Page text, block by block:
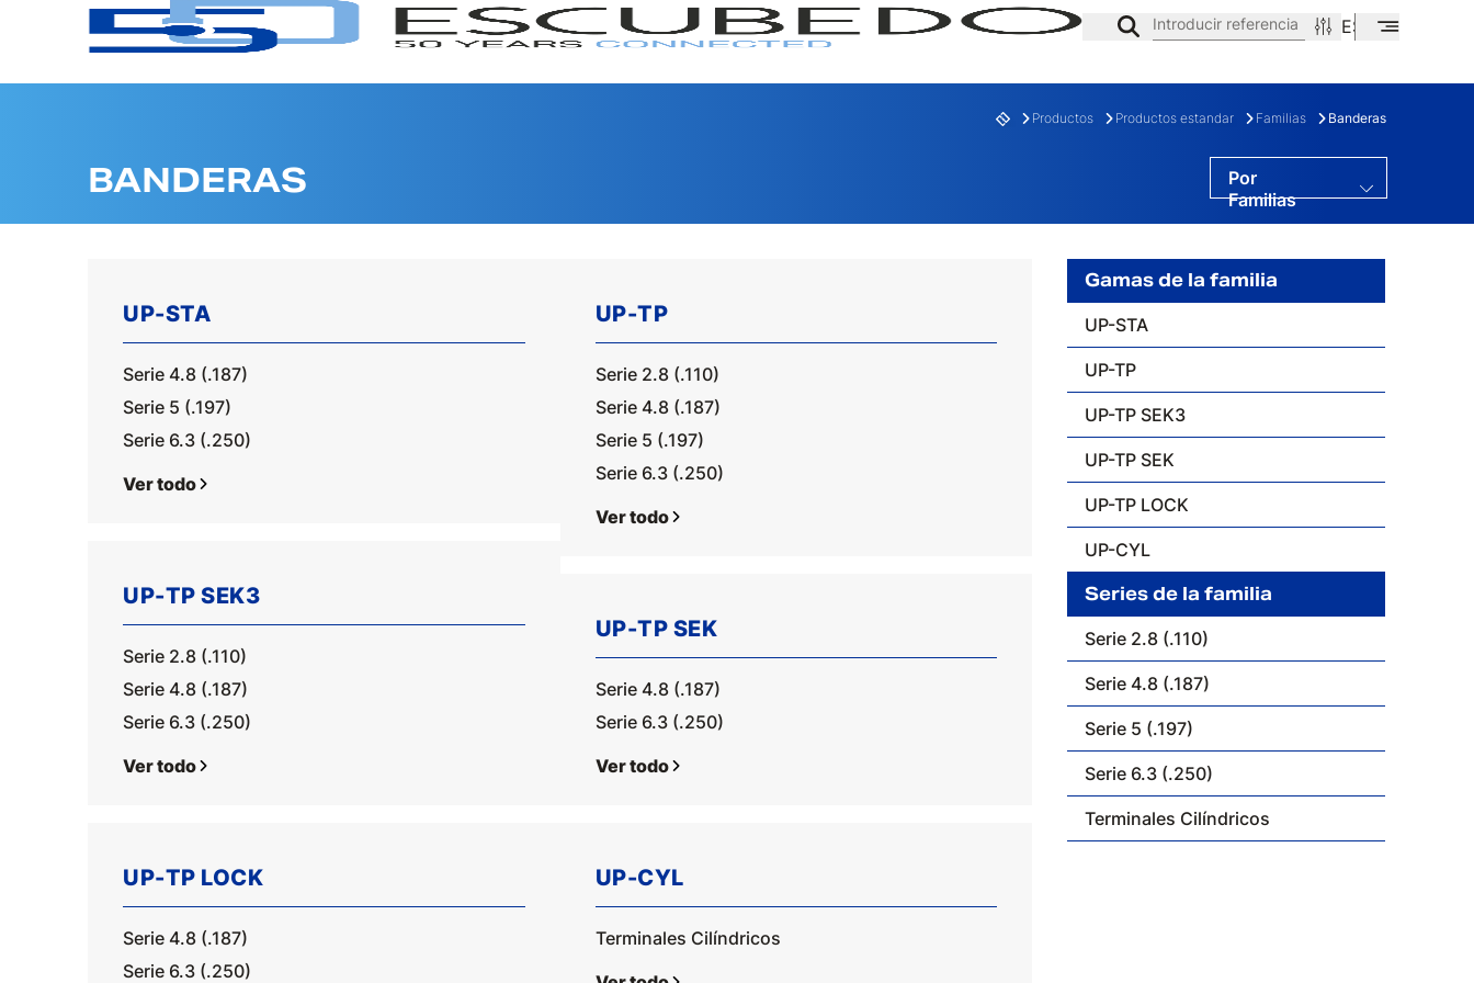
ES EN
Introducir referencia
GAMA SERIE
Productos Productos estandar Familias Banderas
BANDERAS
Por
Familias
UP-STA
Serie 4.8 (.187)
Serie 5 (.197)
Serie 6.3 (.250)
Ver todo
UP-TP SEK3
Serie 2.8 (.110)
Serie 4.8 (.187)
Serie 6.3 (.250)
Ver todo
UP-TP LOCK
Serie 4.8 (.187)
Serie 6.3 (.250)
UP-TP
Serie 2.8 (.110)
Serie 4.8 (.187)
Serie 5 (.197)
Serie 6.3 (.250)
Ver todo
UP-TP SEK
Serie 4.8 (.187)
Serie 6.3 (.250)
Ver todo
UP-CYL
Terminales Cilíndricos
Gamas de la familia
UP-STA
UP-TP
UP-TP SEK3
UP-TP SEK
UP-TP LOCK
UP-CYL
Series de la familia
Serie 2.8 (.110)
Serie 4.8 (.187)
Serie 5 (.197)
Serie 6.3 (.250)
Terminales Cilíndricos